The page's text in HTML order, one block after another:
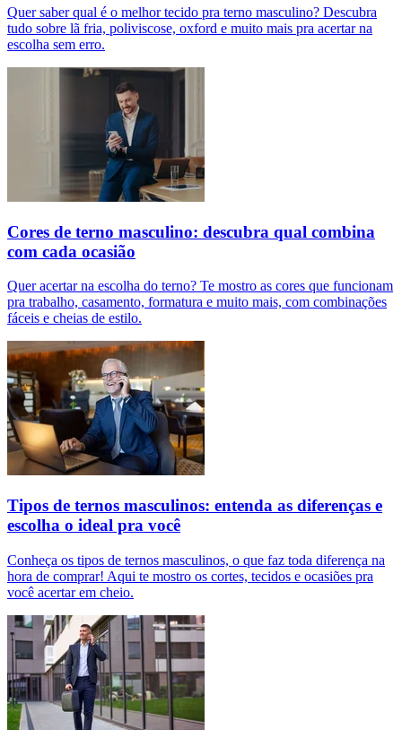
Quer saber qual é o melhor tecido pra terno masculino? Descubra
tudo sobre lã fria, poliviscose, oxford e muito mais pra acertar na
escolha sem erro.
Cores de terno masculino: descubra qual combina
com cada ocasião
Quer acertar na escolha do terno? Te mostro as cores que funcionam
pra trabalho, casamento, formatura e muito mais, com combinações
fáceis e cheias de estilo.
Tipos de ternos masculinos: entenda as diferenças e
escolha o ideal pra você
Conheça os tipos de ternos masculinos, o que faz toda diferença na
hora de comprar! Aqui te mostro os cortes, tecidos e ocasiões pra
você acertar em cheio.